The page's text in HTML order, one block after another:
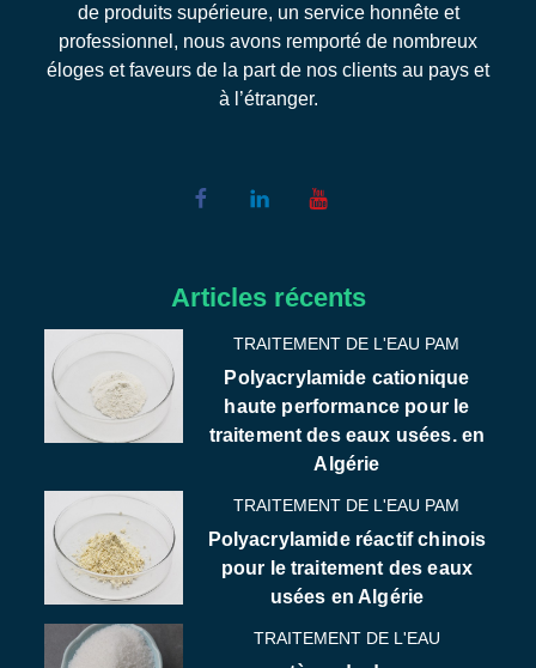
de produits supérieure, un service honnête et
professionnel, nous avons remporté de nombreux
éloges et faveurs de la part de nos clients au pays et
à l’étranger.
Articles récents
TRAITEMENT DE L'EAU PAM
Polyacrylamide cationique
haute performance pour le
traitement des eaux usées. en
Algérie
TRAITEMENT DE L'EAU PAM
Polyacrylamide réactif chinois
pour le traitement des eaux
usées en Algérie
TRAITEMENT DE L'EAU